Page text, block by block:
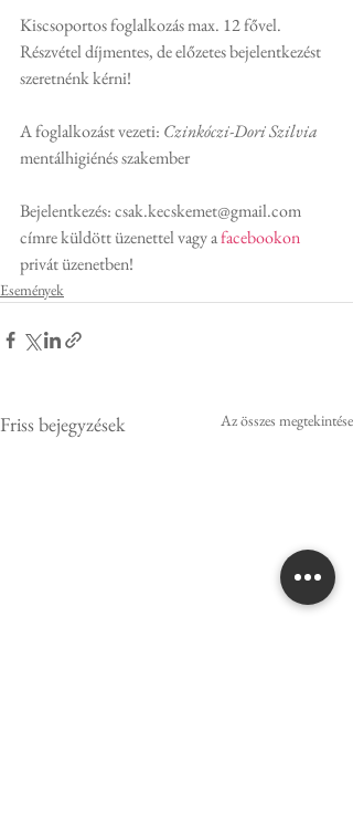
Kiscsoportos foglalkozás max. 12 fővel.
Részvétel díjmentes, de előzetes bejelentkezést
szeretnénk kérni!
A foglalkozást vezeti: Czinkóczi-Dori Szilvia
mentálhigiénés szakember
Bejelentkezés: csak.kecskemet@gmail.com
címre küldött üzenettel vagy a facebookon
privát üzenetben!
Események
Friss bejegyzések Az összes megtekintése